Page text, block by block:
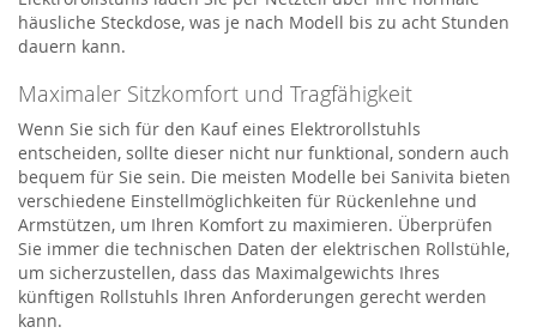
häusliche Steckdose, was je nach Modell bis zu acht Stunden
dauern kann.
Maximaler Sitzkomfort und Tragfähigkeit
Wenn Sie sich für den Kauf eines Elektrorollstuhls
entscheiden, sollte dieser nicht nur funktional, sondern auch
bequem für Sie sein. Die meisten Modelle bei Sanivita bieten
verschiedene Einstellmöglichkeiten für Rückenlehne und
Armstützen, um Ihren Komfort zu maximieren. Überprüfen
Sie immer die technischen Daten der elektrischen Rollstühle,
um sicherzustellen, dass das Maximalgewichts Ihres
künftigen Rollstuhls Ihren Anforderungen gerecht werden
kann.